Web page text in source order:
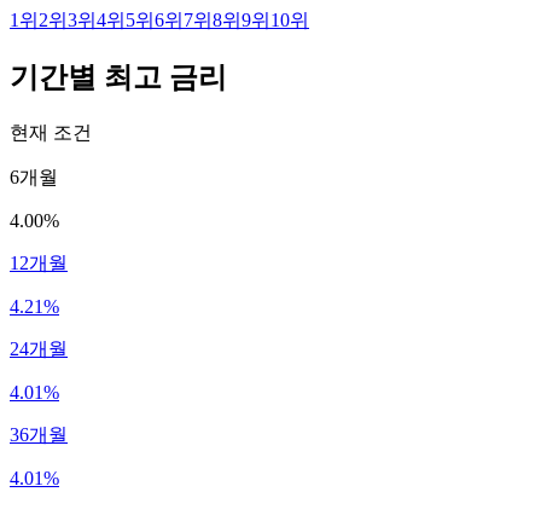
1 위 2위 3위 4위 5위 6위 7위 8위 9위 10위
기간별 최고 금리
현재 조건
6개월
4.00%
12개월
4.21%
24개월
4.01%
36개월
4.01%